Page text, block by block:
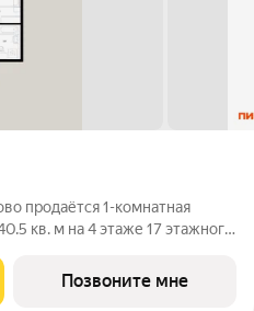
продаётся 1-комнатная
кв. м на 4 этаже 17 этажного
до станции метро
Позвоните мне